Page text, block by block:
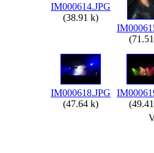
IM000614.JPG
(38.91 k)
IM000618.JPG
(47.64 k)